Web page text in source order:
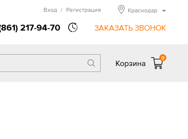
217-94-70 ЗАКАЗАТЬ ЗВОНОК
Вход / Регистрация Краснодар
Корзина
0